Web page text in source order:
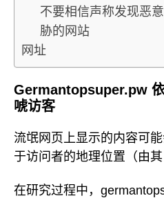
不要相信声称发现恶
胁的网站
网址
Germantopsuper.pw
唬访客
流氓网页上显示的内容可
于访问者的地理位置（由其
在研究过程中，